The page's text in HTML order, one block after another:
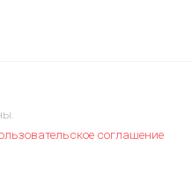
соглашение